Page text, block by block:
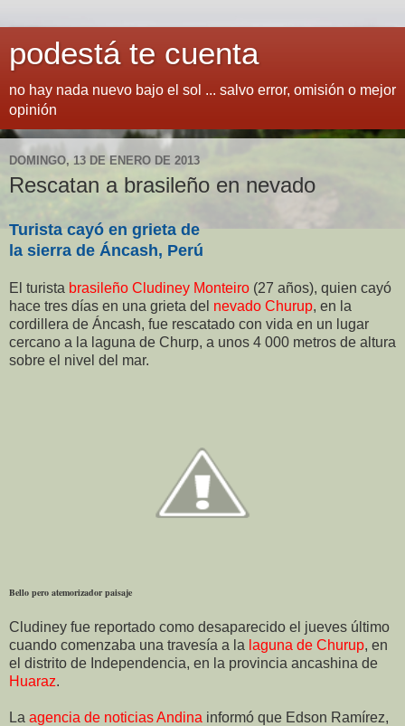
podestá te cuenta
no hay nada nuevo bajo el sol ... salvo error, omisión o mejor
opinión
DOMINGO, 13 DE ENERO DE 2013
Rescatan a brasileño en nevado
Turista cayó en grieta de
la sierra de Áncash, Perú
El turista brasileño Cludiney Monteiro (27 años), quien cayó
hace tres días en una grieta del nevado Churup, en la
cordillera de Áncash, fue rescatado con vida en un lugar
cercano a la laguna de Churp, a unos 4 000 metros de altura
sobre el nivel del mar.
Bello pero atemorizador paisaje
Cludiney fue reportado como desaparecido el jueves último
cuando comenzaba una travesía a la laguna de Churup, en
el distrito de Independencia, en la provincia ancashina de
Huaraz.
La agencia de noticias Andina informó que Edson Ramírez,